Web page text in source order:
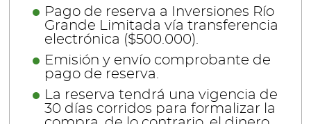
Pago de reserva a Inversiones Río
Grande Limitada vía transferencia
electrónica ($500.000).
Emisión y envío comprobante de
pago de reserva.
La reserva tendrá una vigencia de
30 días corridos para formalizar la